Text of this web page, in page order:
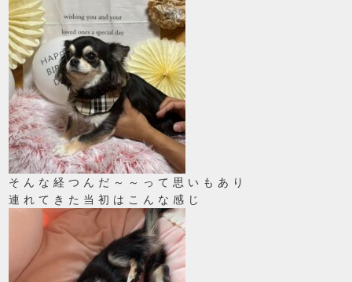
そんな経つんだ～～って思いもあり
連れてきた当初はこんな感じ